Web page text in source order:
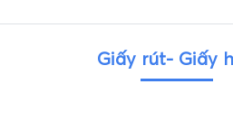
Giấy rút- Giấy